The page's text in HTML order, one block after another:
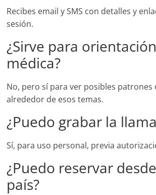
Recibes email y SMS con detalles y
sesión.
¿Sirve para
médica?
No, pero sí para ver posibles patrones
alrededor de esos temas.
¿Puedo grabar la
Sí, para uso personal, previa
¿Puedo reservar
país?